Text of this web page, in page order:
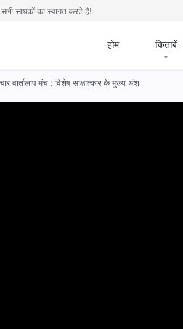
साधकों का स्वागत करते हैं!
होम किताबें
वार्तालाप मंच : विशेष साक्षात्कार के मुख्य अंश